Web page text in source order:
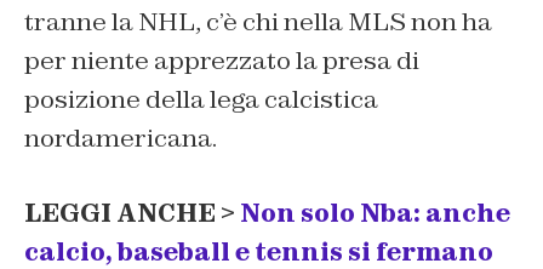
tranne la NHL, c’è chi nella MLS non ha
per niente apprezzato la presa di
posizione della lega calcistica
nordamericana.
LEGGI ANCHE > Non solo Nba: anche
calcio, baseball e tennis si fermano